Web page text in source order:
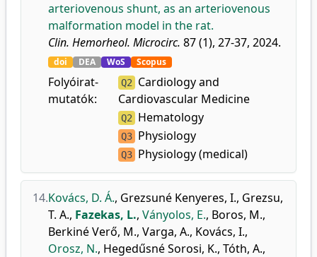
arteriovenous shunt, as an arteriovenous
malformation model in the rat.
Clin. Hemorheol. Microcirc. 87 (1), 27-37, 2024.
doi DEA WoS Scopus
Folyóirat-
mutatók:
Q2 Cardiology and
Cardiovascular Medicine
Q2 Hematology
Q3 Physiology
Q3 Physiology (medical)
14.Kovács, D. Á., Grezsuné Kenyeres, I., Grezsu,
T. A., Fazekas, L., Ványolos, E., Boros, M.,
Berkiné Verő, M., Varga, A., Kovács, I.,
Orosz, N., Hegedűsné Sorosi, K., Tóth, A.,